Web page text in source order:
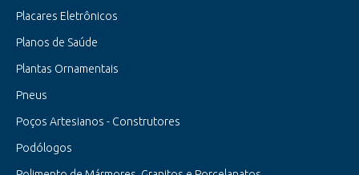
Placares Eletrônicos
Planos de Saúde
Plantas Ornamentais
Pneus
Poços Artesianos - Construtores
Podólogos